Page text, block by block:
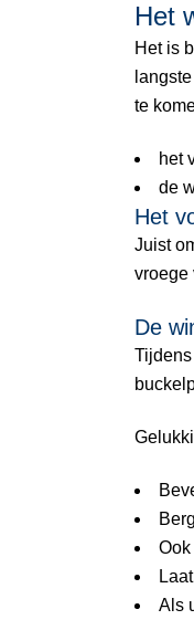
Het
Het is
te
het
de
Het
Juist
vroege
De
Als